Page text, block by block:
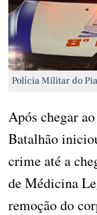
Polícia Militar do
Após chegar
Batalhão
crime até a
de Médicina
remoção do